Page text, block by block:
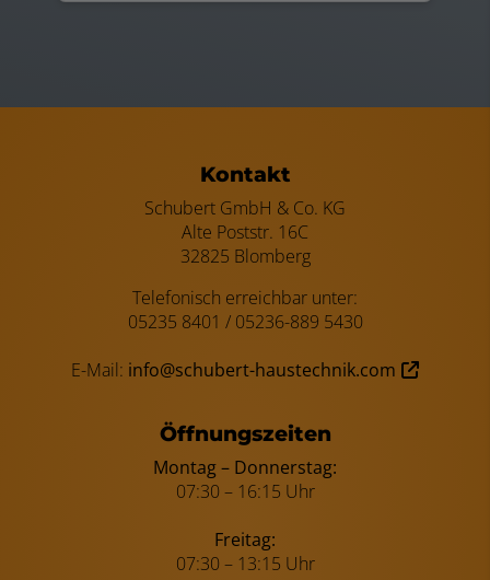
Footer - Kontaktdaten und
Kontakt
Schubert GmbH & Co. KG
Alte Poststr. 16C
32825 Blomberg
Telefonisch erreichbar unter:
05235 8401 / 05236-889 5430
E-Mail: info@schubert-haustechnik.com
Öffnungszeiten
Montag – Donnerstag:
07:30 – 16:15 Uhr
Freitag:
07:30 – 13:15 Uhr